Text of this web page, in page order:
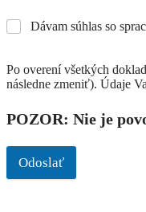
Dávam súhlas so
Po overení všetkých
následne zmeniť). Údaje
POZOR: Nie je
Odoslať